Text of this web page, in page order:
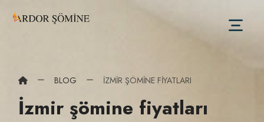
BLOG İZMIR ŞÖMINE FIYATLARI
İzmir şömine fiyatları